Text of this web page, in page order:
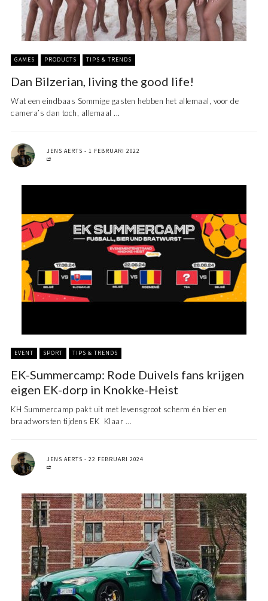
GAMES PRODUCTS TIPS & TRENDS
Dan Bilzerian, living the good life!
Wat een eindbaas Sommige gasten hebben het allemaal, voor de
camera’s dan toch, allemaal ...
JENS AERTS 1 FEBRUARI 2022
EVENT SPORT TIPS & TRENDS
EK-Summercamp: Rode Duivels fans krijgen
eigen EK-dorp in Knokke-Heist
KH Summercamp pakt uit met levensgroot scherm én bier en
braadworsten tijdens EK Klaar ...
JENS AERTS 22 FEBRUARI 2024